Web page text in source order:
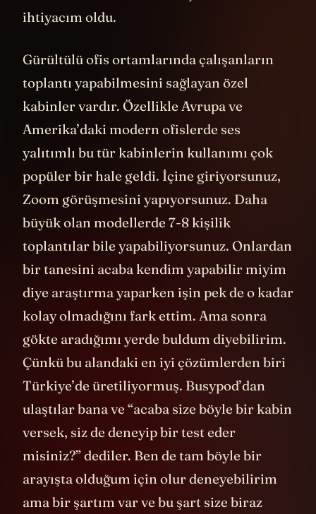
ihtiyacım oldu.
Gürültülü ofis ortamlarında çalışanların
toplantı yapabilmesini sağlayan özel
kabinler vardır. Özellikle Avrupa ve
Amerika’daki modern ofislerde ses
yalıtımlı bu tür kabinlerin kullanımı çok
popüler bir hale geldi. İçine giriyorsunuz,
Zoom görüşmesini yapıyorsunuz. Daha
büyük olan modellerde 7-8 kişilik
toplantılar bile yapabiliyorsunuz. Onlardan
bir tanesini acaba kendim yapabilir miyim
diye araştırma yaparken işin pek de o kadar
kolay olmadığını fark ettim. Ama sonra
gökte aradığımı yerde buldum diyebilirim.
Çünkü bu alandaki en iyi çözümlerden biri
Türkiye’de üretiliyormuş. Busypod’dan
ulaştılar bana ve “acaba size böyle bir kabin
versek, siz de deneyip bir test eder
misiniz?” dediler. Ben de tam böyle bir
arayışta olduğum için olur deneyebilirim
ama bir şartım var ve bu şart size biraz